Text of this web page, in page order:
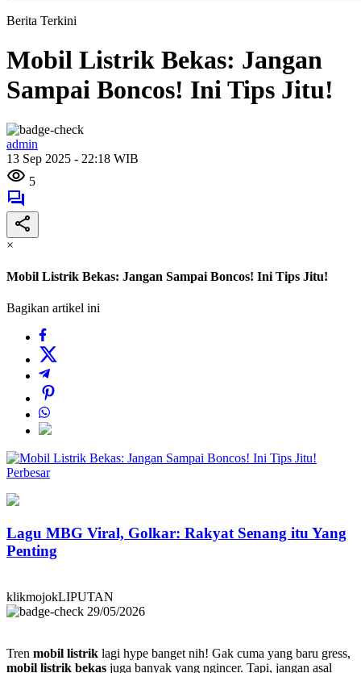
Berita Terkini
Mobil Listrik Bekas: Jangan
Sampai Boncos! Ini Tips Jitu!
admin
13 Sep 2025 - 22:18 WIB
5
×
Mobil Listrik Bekas: Jangan Sampai Boncos! Ini Tips Jitu!
Bagikan artikel ini
Perbesar
Lagu MBG Viral, Golkar: Rakyat Senang itu Yang
Penting
klikmojokLIPUTAN
29/05/2026
Tren mobil listrik lagi hype banget nih! Gak cuma yang baru gress,
mobil listrik bekas juga banyak yang ngincer. Tapi, jangan asal